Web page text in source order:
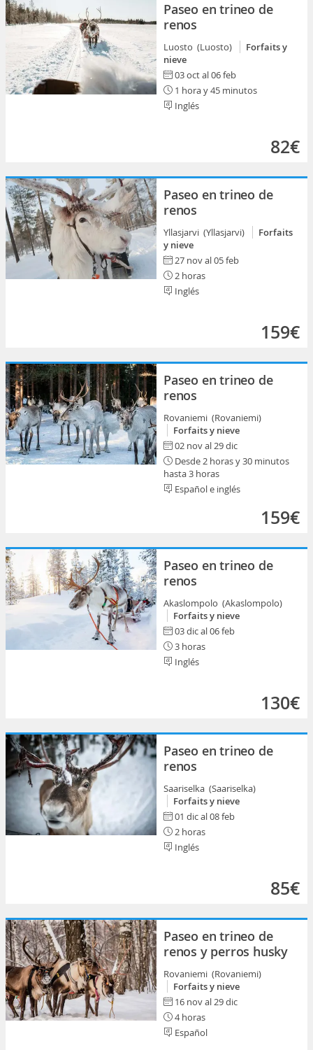
Paseo en trineo de
renos
Luosto (Luosto)
Forfaits y
nieve
03 oct al 06 feb
1 hora y 45 minutos
Inglés
82€
Paseo en trineo de
renos
Yllasjarvi (Yllasjarvi)
Forfaits
y nieve
27 nov al 05 feb
2 horas
Inglés
159€
Paseo en trineo de
renos
Rovaniemi (Rovaniemi)
Forfaits y nieve
02 nov al 29 dic
Desde 2 horas y 30 minutos
hasta 3 horas
Español e inglés
159€
Paseo en trineo de
renos
Akaslompolo (Akaslompolo)
Forfaits y nieve
03 dic al 06 feb
3 horas
Inglés
130€
Paseo en trineo de
renos
Saariselka (Saariselka)
Forfaits y nieve
01 dic al 08 feb
2 horas
Inglés
85€
Paseo en trineo de
renos y perros husky
Rovaniemi (Rovaniemi)
Forfaits y nieve
16 nov al 29 dic
4 horas
Español